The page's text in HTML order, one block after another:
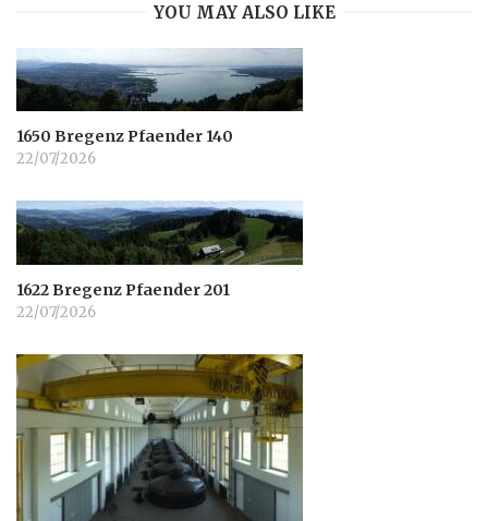
YOU MAY ALSO LIKE
1650 Bregenz Pfaender 140
22/07/2026
1622 Bregenz Pfaender 201
22/07/2026